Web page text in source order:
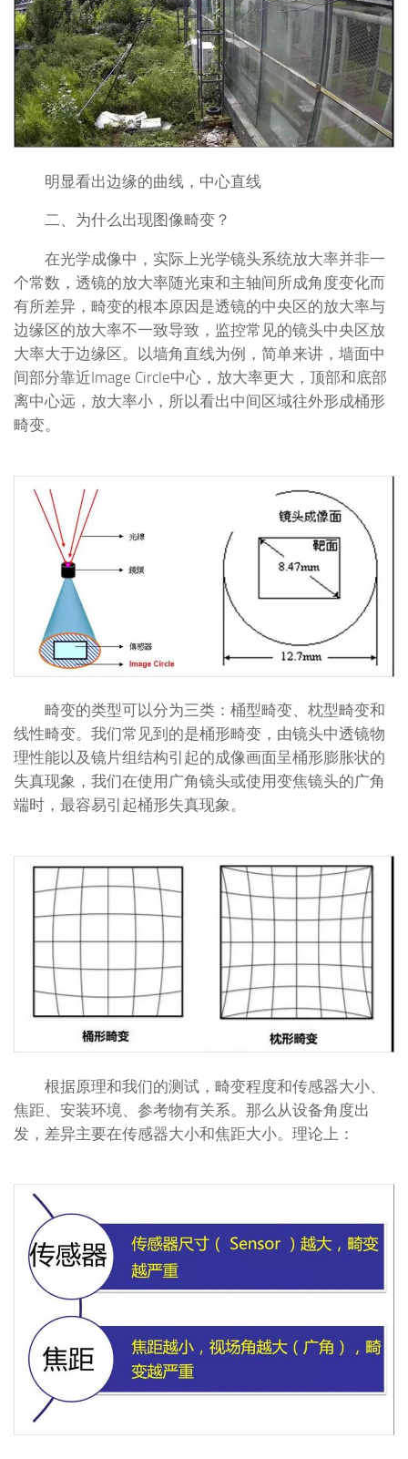
明显看出边缘的曲线，中心直线
二、为什么出现图像畸变？
在光学成像中，实际上光学镜头系统放大率并非一
个常数，透镜的放大率随光束和主轴间所成角度变化而
有所差异，畸变的根本原因是透镜的中央区的放大率与
边缘区的放大率不一致导致，监控常见的镜头中央区放
大率大于边缘区。以墙角直线为例，简单来讲，墙面中
间部分靠近Image Circle中心，放大率更大，顶部和底部
离中心远，放大率小，所以看出中间区域往外形成桶形
畸变。
畸变的类型可以分为三类：桶型畸变、枕型畸变和
线性畸变。我们常见到的是桶形畸变，由镜头中透镜物
理性能以及镜片组结构引起的成像画面呈桶形膨胀状的
失真现象，我们在使用广角镜头或使用变焦镜头的广角
端时，最容易引起桶形失真现象。
根据原理和我们的测试，畸变程度和传感器大小、
焦距、安装环境、参考物有关系。那么从设备角度出
发，差异主要在传感器大小和焦距大小。理论上：